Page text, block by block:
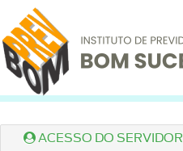
ACESSO DO SERVIDOR